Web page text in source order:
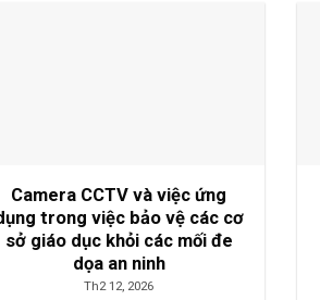
Camera CCTV và việc ứng
trong việc bảo vệ các cơ
sở giáo dục khỏi các mối đe
dọa an ninh
Th2 12, 2026